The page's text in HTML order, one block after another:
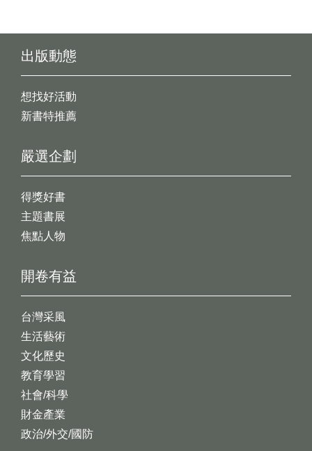
出版動態
想找好活動
新書特推薦
開卷有益
台灣采風
生活藝術
文化歷史
教育學習
社會/科學
財金產業
政治/外交/國防
嚴選企劃
得獎好書
主題書展
焦點人物